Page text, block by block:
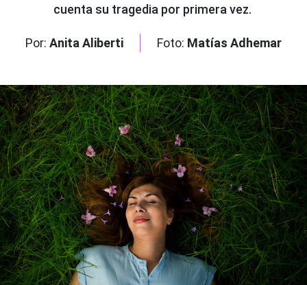
cuenta su tragedia por primera vez.
Por: Anita Aliberti Foto: Matías Adhemar